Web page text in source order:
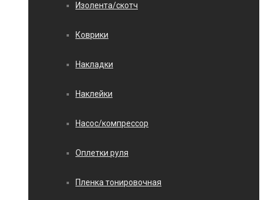
Изолента/скотч
Коврики
Накладки
Наклейки
Насос/компрессор
Оплетки руля
Пленка тонировочная